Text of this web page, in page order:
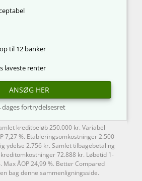
til 12 banker
laveste renter
ANSØG HER
dages fortrydelsesret
kreditbeløb 250.000 kr. Variabel
7,27 %. Etableringsomkostninger 2.500
ydelse 2.756 kr. Samlet tilbagebetaling
72.888 kr. Løbetid 1-
Max ÅOP 24,99 %. Better Compared
bag denne sammenligningsside.